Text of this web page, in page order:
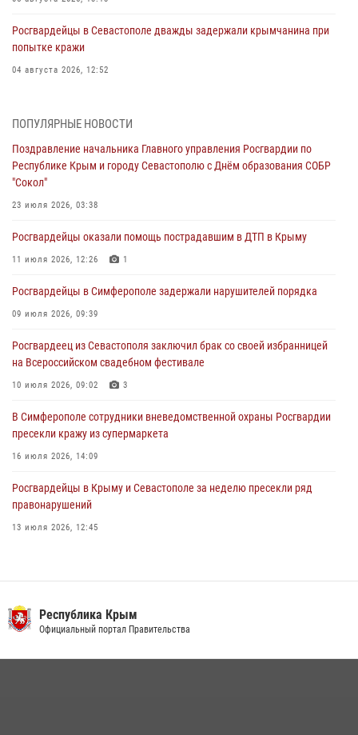
Росгвардейцы в Севастополе дважды задержали крымчанина при
попытке кражи
04 августа 2026, 12:52
мужчину
Росгвардия в Крыму и Севастополе задержала ряд
правонарушителей
03 августа 2026, 14:08
В Симферополе росгвардейцы задержали гражданина,
подозреваемого в совершении серии краж
Росгвардейцы оперативно задержали нарушителя на охраняемом
30 июля 2026, 12:13
ПОПУЛЯРНЫЕ НОВОСТИ
Поздравление начальника Главного управления Росгвардии по
Республике Крым и городу Севастополю с Днём образования СОБР
"Сокол"
23 июля 2026, 03:38
Росгвардейцы оказали помощь пострадавшим в ДТП в Крыму
11 июля 2026, 12:26 1
Росгвардейцы в Симферополе задержали нарушителей порядка
09 июля 2026, 09:39
Росгвардеец из Севастополя заключил брак со своей избранницей
на Всероссийском свадебном фестивале
10 июля 2026, 09:02 3
В Симферополе сотрудники вневедомственной охраны Росгвардии
пресекли кражу из супермаркета
16 июля 2026, 14:09
Росгвардейцы в Крыму и Севастополе за неделю пресекли ряд
правонарушений
13 июля 2026, 12:45
Росгвардейцы Крыма и Севастополя отметили День Крещения Руси
Республика Крым
Официальный портал Правительства